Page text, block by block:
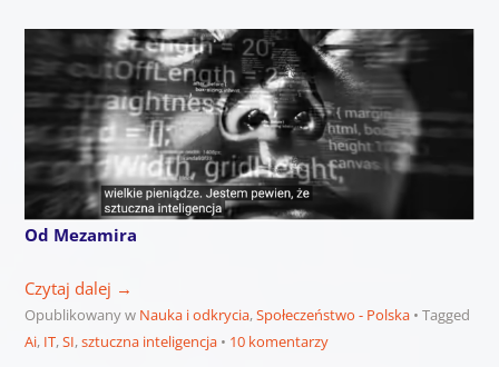
Od Mezamira
Czytaj dalej →
Opublikowany w Nauka i odkrycia,Społeczeństwo - Polska
Tagged
Ai, IT,SI,sztuczna inteligencja 10 komentarzy